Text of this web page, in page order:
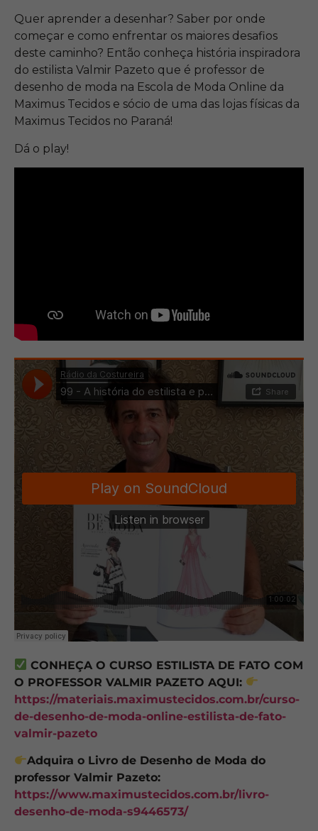
Quer aprender a desenhar? Saber por onde
começar e como enfrentar os maiores desafios
deste caminho? Então conheça história inspiradora
do estilista Valmir Pazeto que é professor de
desenho de moda na Escola de Moda Online da
Maximus Tecidos e sócio de uma das lojas físicas da
Maximus Tecidos no Paraná!
Dá o play!
CONHEÇA O CURSO ESTILISTA DE FATO COM
O PROFESSOR VALMIR PAZETO AQUI:
https://materiais.maximustecidos.com.br/curso-
de-desenho-de-moda-online-estilista-de-fato-
valmir-pazeto
Adquira o Livro de Desenho de Moda do
professor Valmir Pazeto:
https://www.maximustecidos.com.br/livro-
desenho-de-moda-s9446573/